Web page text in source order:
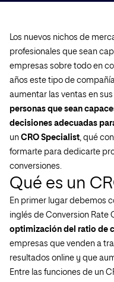
Los nuevos nichos de
profesionales que sean
empresas sobre todo en
años este tipo de
aumentar las ventas en
personas que sean
decisiones adecuadas
un CRO Specialist, qué
formarte para dedicarte
conversiones.
Qué es un
En primer lugar debemos
inglés de Conversion Rate
optimización del ratio de
empresas que venden a
resultados online y que
Entre las funciones de un